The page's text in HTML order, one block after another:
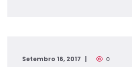
Setembro 16, 2017 0